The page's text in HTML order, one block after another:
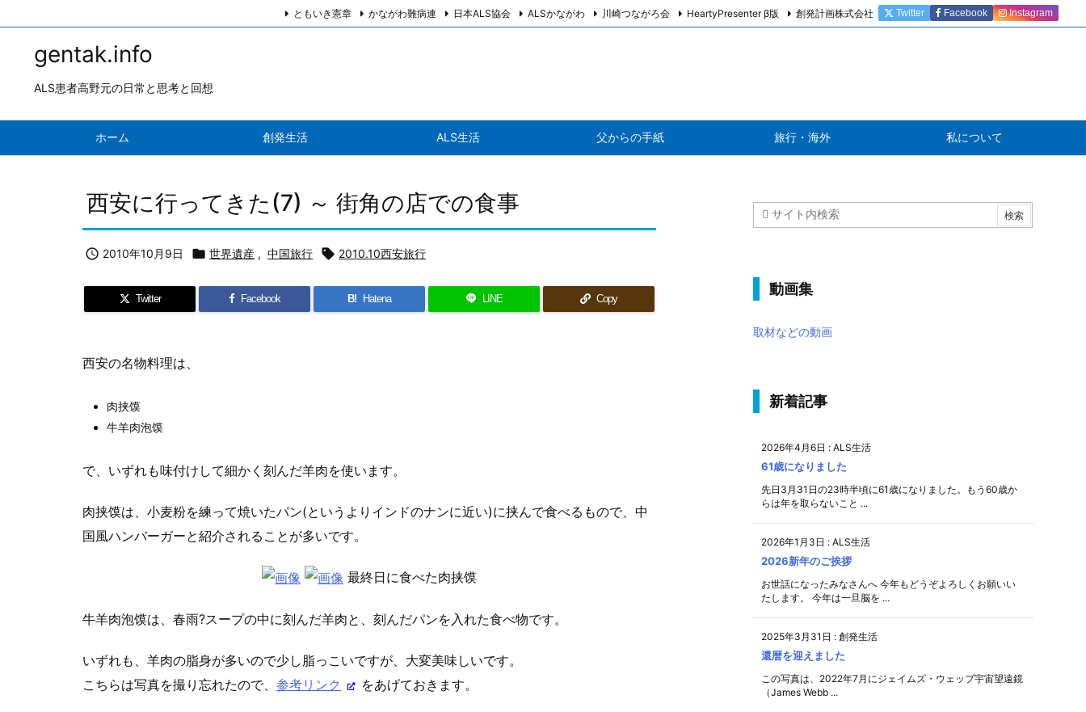
gentak.info
ALS患者高野元の日常と思考と回想
ホーム 創発生活 ALS生活 父からの手紙 旅行・海外 私について
ともいき憲章 かながわ難病連 日本ALS協会 ALSかながわ 川崎つながろ会 HeartyPresenter β版 創発計画株式会社 Twitter Facebook Instagram
西安に行ってきた(7) ～ 街角の店での食事
 2010年10月9日  世界遺産 , 中国旅行  2010.10西安旅行
Twitter Facebook B! Hatena LINE Copy
西安の名物料理は、
肉挟馍
牛羊肉泡馍
で、いずれも味付けして細かく刻んだ羊肉を使います。
肉挟馍は、小麦粉を練って焼いたパン(というよりインドのナンに近い)に挟んで食べるもので、中
国風ハンバーガーと紹介されることが多いです。
最終日に食べた肉挟馍
牛羊肉泡馍は、春雨?スープの中に刻んだ羊肉と、刻んだパンを入れた食べ物です。
いずれも、羊肉の脂身が多いので少し脂っこいですが、大変美味しいです。
こちらは写真を撮り忘れたので、 参考リンク をあげておきます。
動画集
取材などの動画
新着記事
2026年4月6日 : ALS生活
61歳になりました
先日3月31日の23時半頃に61歳になりました。もう60歳か
らは年を取らないこと ...
2026年1月3日 : ALS生活
2026新年のご挨拶
お世話になったみなさんへ 今年もどうぞよろしくお願いい
たします。 今年は一旦脳を ...
2025年3月31日 : 創発生活
還暦を迎えました
この写真は、2022年7月にジェイムズ・ウェッブ宇宙望遠鏡
（James Webb ...